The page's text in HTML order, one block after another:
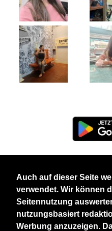
Auch auf dieser Seite
verwendet. Wir können
Seitennutzung
nutzungsbasiert
Werbung anzuzeigen.
Datenschutzerklärung
Nehmen Sie Kontakt mit